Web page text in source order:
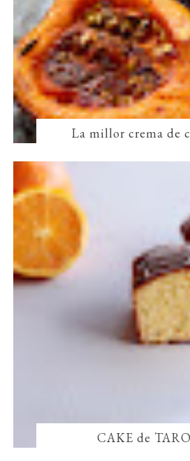
La millor crema de
CAKE de